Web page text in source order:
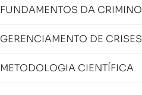
FUNDAMENTOS DA
GERENCIAMENTO DE CRISES
METODOLOGIA CIENTÍFICA